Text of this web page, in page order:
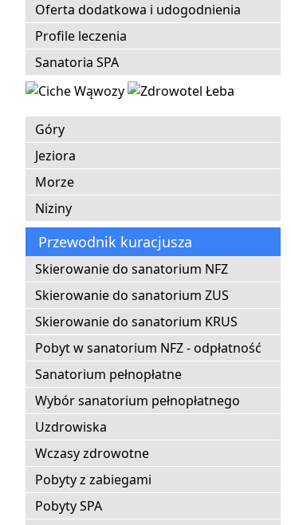
Oferta dodatkowa i udogodnienia
Profile leczenia
Sanatoria SPA
Góry
Jeziora
Morze
Niziny
Przewodnik kuracjusza
Skierowanie do sanatorium NFZ
Skierowanie do sanatorium ZUS
Skierowanie do sanatorium KRUS
Pobyt w sanatorium NFZ - odpłatność
Sanatorium pełnopłatne
Wybór sanatorium pełnopłatnego
Uzdrowiska
Wczasy zdrowotne
Pobyty z zabiegami
Pobyty SPA